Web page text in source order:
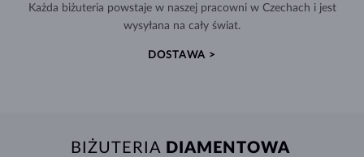
Każda biżuteria powstaje w naszej pracowni w Czechach i jest
wysyłana na cały świat.
DOSTAWA >
BIŻUTERIA DIAMENTOWA